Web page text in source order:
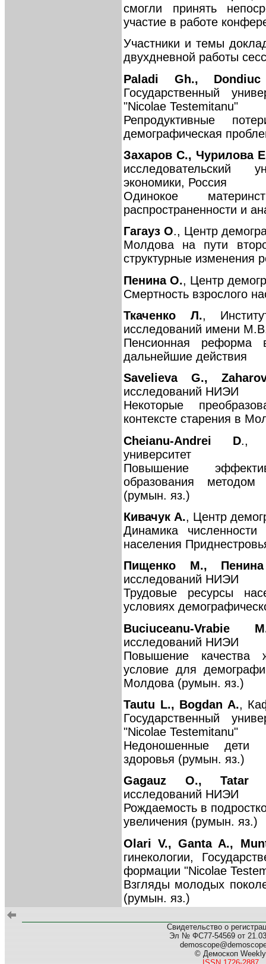
смогли принять
участие в работе
Участники и темы
двухдневной работы
Paladi Gh.,
Государственный
"Nicolae Testemitanu"
Репродуктивные
демографическая
Захаров С., Чурилова
исследовательский
экономики, Россия
Одинокое
распространенности и
Гагауз О., Центр
Молдова на пути
структурные изменения
Пенина О., Центр
Смертность взрослого
Ткаченко Л.,
исследований имени
Пенсионная реформа
дальнейшие действия
Savelieva G.,
исследований НИЭИ
Некоторые
контексте старения в
Cheianu-Andrei D.,
университет
Повышение
образования методом
(румын. яз.)
Кивачук А., Центр
Динамика численности
населения
Пищенко М.,
исследований НИЭИ
Трудовые ресурсы
условиях
Buciuceanu-Vrabie
исследований НИЭИ
Повышение качества
условие для
Молдова (румын. яз.)
Tautu L., Bogdan A.,
Государственный
"Nicolae Testemitanu"
Недоношенные дети
здоровья (румын. яз.)
Gagauz O., Tatar
исследований НИЭИ
Рождаемость в
увеличения (румын. яз.)
Olari V., Ganta A.,
гинекологии,
формации "Nicolae
Взгляды молодых
(румын. яз.)
Свидетельство о
Эл № ФС77-54569 от
© Демоскоп Weekly